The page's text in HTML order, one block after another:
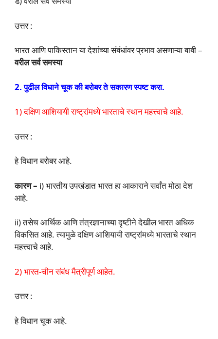
उत्तर :
भारत आणि पाकिस्तान या देशांच्या संबंधांवर प्रभाव असणाऱ्या बाबी –
वरील सर्व समस्या
2. पुढील विधाने चूक की बरोबर ते सकारण स्पष्ट करा.
1) दक्षिण आशियायी राष्ट्रांमध्ये भारताचे स्थान महत्त्वाचे आहे.
उत्तर :
हे विधान बरोबर आहे.
कारण – i) भारतीय उपखंडात भारत हा आकाराने सर्वांत मोठा देश
आहे.
ii) तसेच आर्थिक आणि तंत्रज्ञानाच्या दृष्टीने देखील भारत अधिक
विकसित आहे. त्यामुळे दक्षिण आशियायी राष्ट्रांमध्ये भारताचे स्थान
महत्त्वाचे आहे.
2) भारत-चीन संबंध मैत्रीपूर्ण आहेत.
उत्तर :
हे विधान चूक आहे.